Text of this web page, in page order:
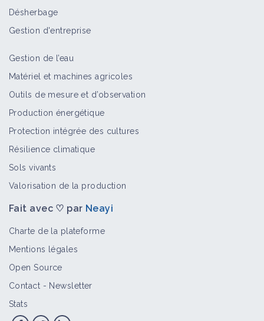
Désherbage
Gestion d'entreprise
Gestion de l’eau
Matériel et machines agricoles
Outils de mesure et d’observation
Production énergétique
Protection intégrée des cultures
Résilience climatique
Sols vivants
Valorisation de la production
Fait avec ♡ par Neayi
Charte de la plateforme
Mentions légales
Open Source
Contact - Newsletter
Stats